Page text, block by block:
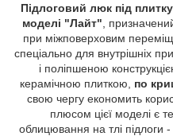
Підлоговий люкпід
моделі "Лайт" ,
при міжповерховим
спеціально для внутрішніх
і поліпшеною
керамічною плиткою, по
свою чергу економить
плюсом цієї моделі є
облицювання на тлі підлоги